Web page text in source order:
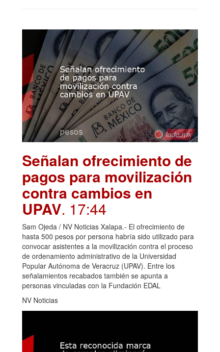
Señalan ofrecimiento de
pagos para movilización
contra cambios en
UPAV. 17:44
Sam Ojeda / NV Noticias Xalapa.- El ofrecimiento de
hasta 500 pesos por persona habría sido utilizado para
convocar asistentes a la movilización contra el proceso
de ordenamiento administrativo de la Universidad
Popular Autónoma de Veracruz (UPAV). Entre los
señalamientos recabados también se apunta a
personas vinculadas con la Fundación EDAL
NV Noticias